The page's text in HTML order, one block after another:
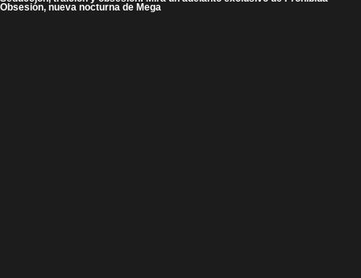
Obsesión, nueva nocturna de Mega